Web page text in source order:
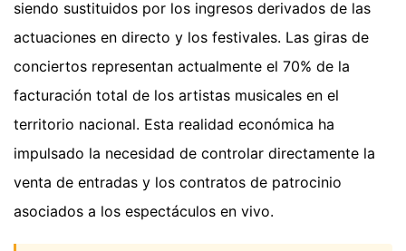
siendo sustituidos por los ingresos derivados de las
actuaciones en directo y los festivales. Las giras de
conciertos representan actualmente el 70% de la
facturación total de los artistas musicales en el
territorio nacional. Esta realidad económica ha
impulsado la necesidad de controlar directamente la
venta de entradas y los contratos de patrocinio
asociados a los espectáculos en vivo.